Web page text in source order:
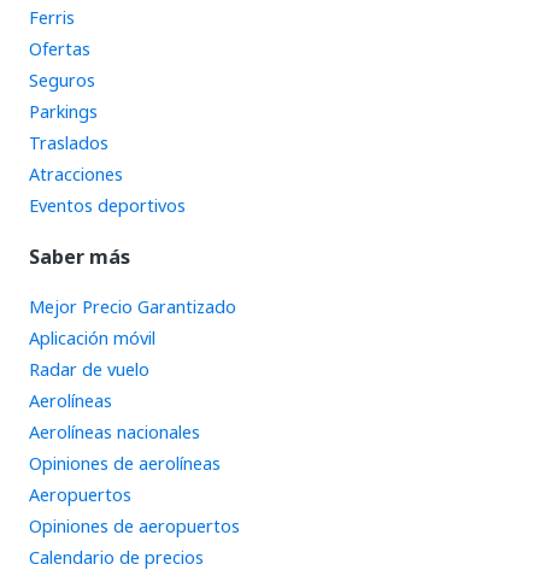
Ferris
Ofertas
Seguros
Parkings
Traslados
Atracciones
Eventos deportivos
Saber más
Mejor Precio Garantizado
Aplicación móvil
Radar de vuelo
Aerolíneas
Aerolíneas nacionales
Opiniones de aerolíneas
Aeropuertos
Opiniones de aeropuertos
Calendario de precios